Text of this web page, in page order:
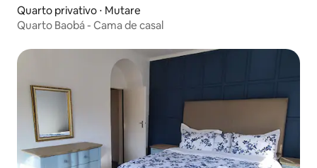
Quarto privativo ⋅ Mutare
Quarto Baobá - Cama de casal